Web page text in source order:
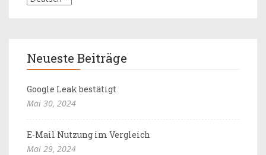
Neueste Beiträge
Google Leak bestätigt
Mai 30, 2024
E-Mail Nutzung im Vergleich
Mai 29, 2024